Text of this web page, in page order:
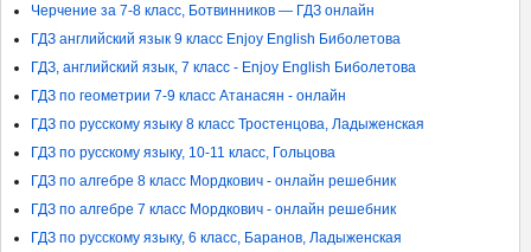
Черчение за 7-8 класс, Ботвинников — ГДЗ онлайн
ГДЗ английский язык 9 класс Enjoy English Биболетова
ГДЗ, английский язык, 7 класс - Enjoy English Биболетова
ГДЗ по геометрии 7-9 класс Атанасян - онлайн
ГДЗ по русскому языку 8 класс Тростенцова, Ладыженская
ГДЗ по русскому языку, 10-11 класс, Гольцова
ГДЗ по алгебре 8 класс Мордкович - онлайн решебник
ГДЗ по алгебре 7 класс Мордкович - онлайн решебник
ГДЗ по русскому языку, 6 класс, Баранов, Ладыженская